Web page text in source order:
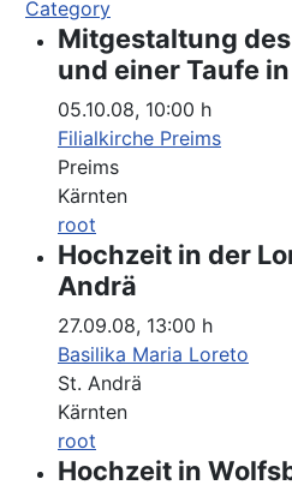
Category
Mitgestaltung
und einer Taufe
05.10.08, 10:00 h
Filialkirche Preims
Preims
Kärnten
root
Hochzeit in der
Andrä
27.09.08, 13:00 h
Basilika Maria Loreto
St. Andrä
Kärnten
root
Hochzeit in